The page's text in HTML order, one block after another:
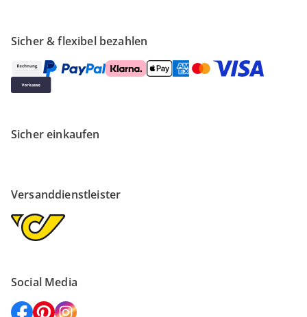
Sicher & flexibel bezahlen
Sicher einkaufen
Versanddienstleister
Social Media